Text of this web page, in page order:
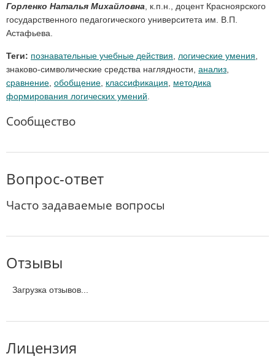
Горленко Наталья Михайловна , к.п.н., доцент Красноярского
государственного педагогического университета им. В.П.
Астафьева.
Теги: познавательные учебные действия логические умения
знаково-символические средства наглядности, анализ
сравнение обобщение классификация
методика
формирования логических умений
Сообщество
Вопрос-ответ
Часто задаваемые вопросы
Отзывы
Загрузка отзывов...
Лицензия